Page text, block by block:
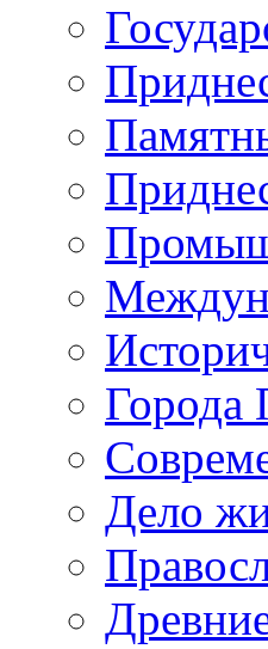
Города
Дело